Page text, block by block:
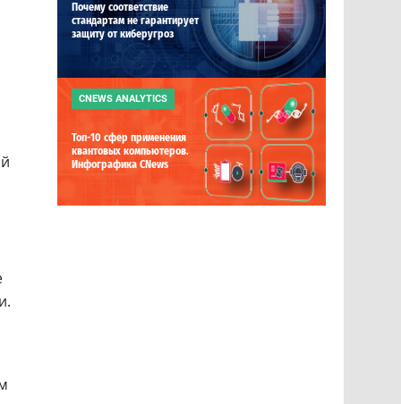
Почему соответствие
стандартам не гарантирует
защиту от киберугроз
CNEWS ANALYTICS
Топ-10 сфер применения
квантовых компьютеров.
Инфографика CNews